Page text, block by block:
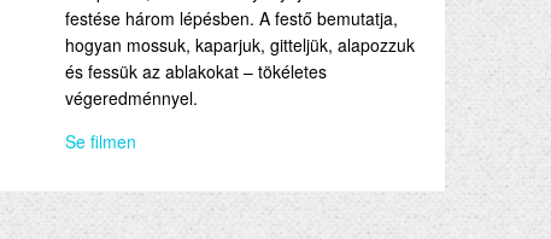
festése három lépésben. A festő bemutatja,
hogyan mossuk, kaparjuk, gitteljük, alapozzuk
és fessük az ablakokat – tökéletes
végeredménnyel.
Se filmen